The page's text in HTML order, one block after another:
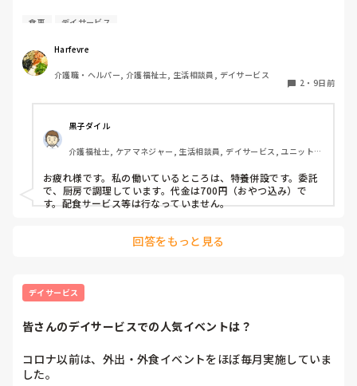
差し支えなければ、
• 昼食代
• おやつ代込みかどうか
• 手作り・委託・配食など食事の提供方法
も教えていただけると参考になります。
ちなみに私が働いてるところは750円、おやつ代は別、委託
で同じ建物内に厨房があります。
食事 デイサービス
Harfevre
介護職・ヘルパー, 介護福祉士, 生活相談員, デイサービス
2 ・ 9日前
黒子ダイル
介護福祉士, ケアマネジャー, 生活相談員, デイサービス, ユニット型
お疲れ様です。私の働いているところは、特養併設です。委託
で、厨房で調理しています。代金は700円（おやつ込み）で
す。配食サービス等は行なっていません。
回答をもっと見る
デイサービス
皆さんのデイサービスでの人気イベントは？
コロナ以前は、外出・外食イベントをほぼ毎月実施していま
した。